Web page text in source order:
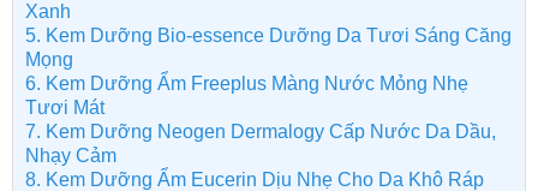
Xanh
5. Kem Dưỡng Bio-essence Dưỡng Da Tươi Sáng Căng
Mọng
6. Kem Dưỡng Ẩm Freeplus Màng Nước Mỏng Nhẹ
Tươi Mát
7. Kem Dưỡng Neogen Dermalogy Cấp Nước Da Dầu,
Nhạy Cảm
8. Kem Dưỡng Ẩm Eucerin Dịu Nhẹ Cho Da Khô Ráp